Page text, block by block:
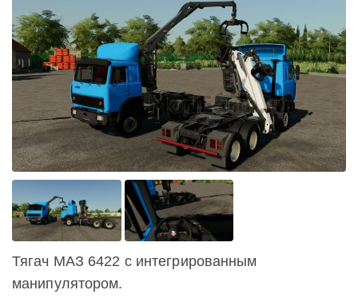
Тягач МАЗ 6422 с интегрированным
манипулятором.